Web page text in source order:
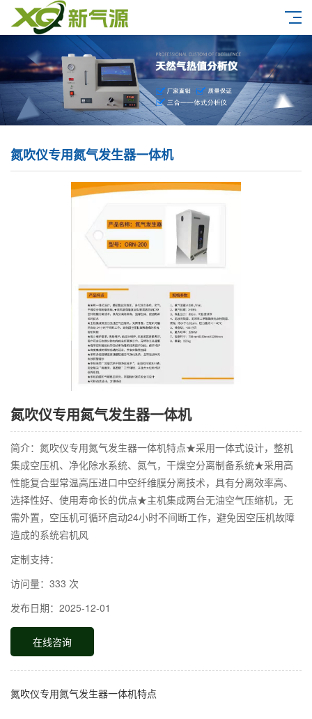
氮吹仪专用氮气发生器一体机
氮吹仪专用氮气发生器一体机
简介：氮吹仪专用氮气发生器一体机特点★采用一体式设计，整机
集成空压机、净化除水系统、氮气，干燥空分离制备系统★采用高
性能复合型常温高压进口中空纤维膜分离技术，具有分离效率高、
选择性好、使用寿命长的优点★主机集成两台无油空气压缩机，无
需外置，空压机可循环启动24小时不间断工作，避免因空压机故障
造成的系统宕机风
定制支持：
访问量：333 次
发布日期：2025-12-01
在线咨询
氮吹仪专用氮气发生器一体机特点